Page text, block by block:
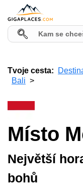
Tvoje cesta:
Bali
Místo
Největší
bohů